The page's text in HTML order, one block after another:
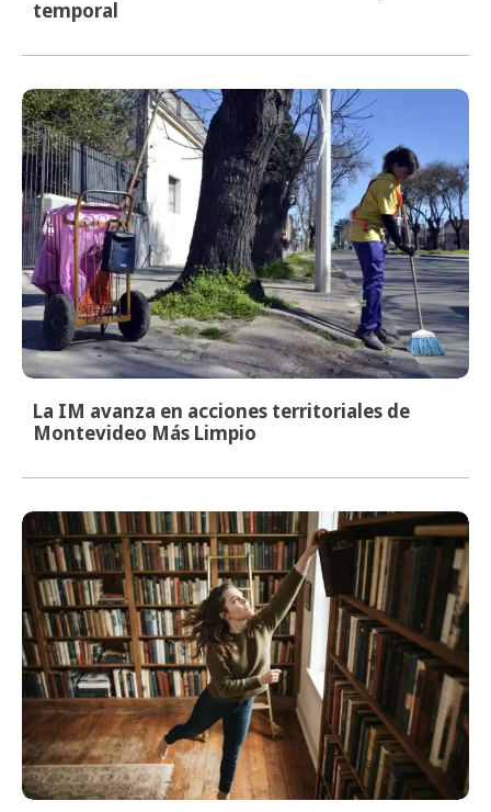
temporal
La IM avanza en acciones territoriales de
Montevideo Más Limpio